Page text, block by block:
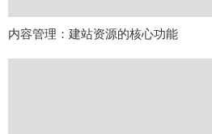
内容管理：建站资源的核心功能